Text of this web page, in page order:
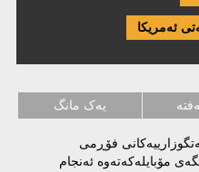
ئەمریکا
یەک مانگ
فۆڕمی
مۆبایلەکەتەوە ئەنجام